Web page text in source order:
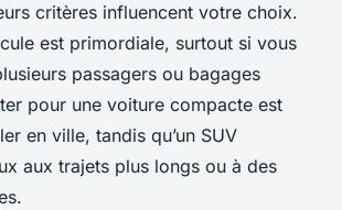
critères influencent votre choix.
est primordiale, surtout si vous
passagers ou bagages
pour une voiture compacte est
en ville, tandis qu’un SUV
aux trajets plus longs ou à des